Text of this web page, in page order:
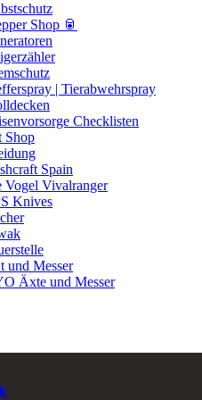
Shop 🥫
| Tierabwehrspray
Checklisten
Shop
Spain
Vogel Vivalranger
Knives
und Messer
Äxte und Messer